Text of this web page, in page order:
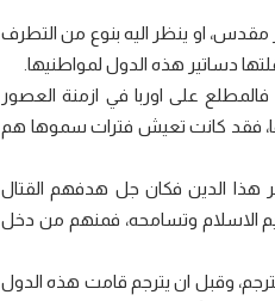
مقدس، او ينظر اليه بنوع من التطرف
دساتير هذه الدول لمواطنيها.
على اوربا في ازمنة العصور
فقد كانت تعيش فترات سموها هم
هذا الدين فكان جل هدفهم القتال
الاسلام وتسامحه، فمنهم من دخل
يترجم، وقبل ان يترجم قامت هذه الدول